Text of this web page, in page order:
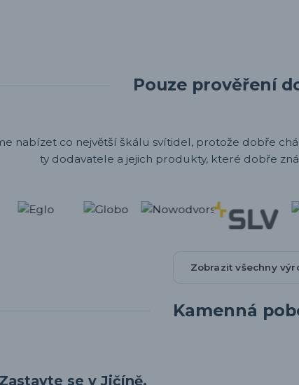
Pouze prověření
nabízet co největší škálu svítidel, protože dobře
ty dodavatele a jejich produkty, které dobře
Zobrazit všechny
Kamenná
Zastavte se v Jičíně.